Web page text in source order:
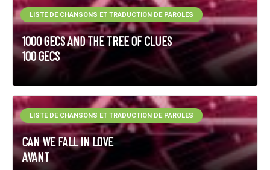
1000 GECS AND THE TREE OF CLUES
100 GECS
LISTE DE CHANSONS ET TRADUCTION DE PAROLES
CAN WE FALL IN LOVE
AVANT
LISTE DE CHANSONS ET TRADUCTION DE PAROLES